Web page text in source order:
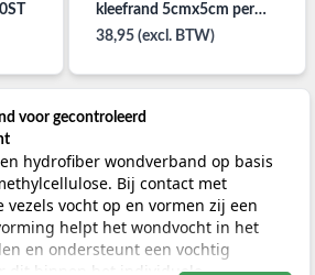
kleefrand 5cmx5cm per
10ST
38,95 (excl. BTW)
voor gecontroleerd
hydrofiber wondverband op basis
Bij contact met
vocht op en vormen zij een
helpt het wondvocht in het
en ondersteunt een vochtig
dit binnen het individuele